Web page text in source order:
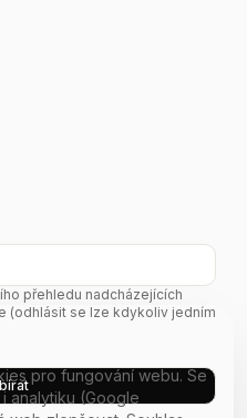
pro fungování webu. Se
analytiku (Google
přehledu nadcházejících
(odhlásit se lze kdykoliv jedním